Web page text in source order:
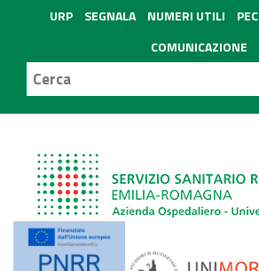
URP SEGNALA NUMERI UTILI PEC
COMUNICAZIONE